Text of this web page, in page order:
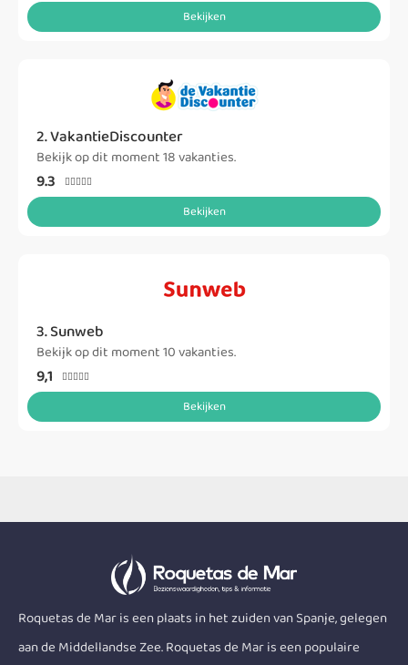
Bekijken
2. VakantieDiscounter
Bekijk op dit moment 18 vakanties.
9.3 
Bekijken
3. Sunweb
Bekijk op dit moment 10 vakanties.
9,1 
Bekijken
Roquetas de Mar is een plaats in het zuiden van Spanje, gelegen
aan de Middellandse Zee. Roquetas de Mar is een populaire